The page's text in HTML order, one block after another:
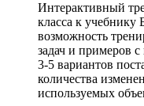
Интерактивный
класса к учебнику
возможность
задач и примеров
3-5 вариантов
количества
используемых